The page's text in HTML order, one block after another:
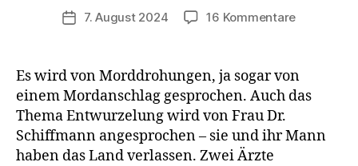
Veröffentlichungsdatum
7. August 2024 16 Kommentarezu
„Das
wird
euch
verzeihen”
Es wird von Morddrohungen, ja sogar von
einem Mordanschlag gesprochen. Auch das
Thema Entwurzelung wird von Frau Dr.
Schiffmann angesprochen – sie und ihr Mann
haben das Land verlassen. Zwei Ärzte